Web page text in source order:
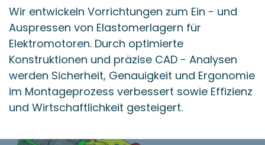
Wir entwickeln Vorrichtungen zum Ein - und
Auspressen von Elastomerlagern für
Elektromotoren. Durch optimierte
Konstruktionen und präzise CAD - Analysen
werden Sicherheit, Genauigkeit und Ergonomie
im Montageprozess verbessert sowie Effizienz
und Wirtschaftlichkeit gesteigert.